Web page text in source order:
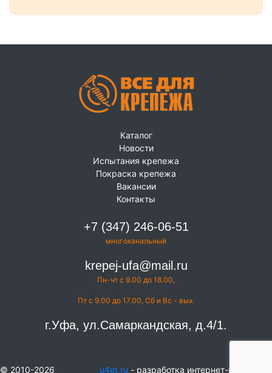
Каталог
Новости
Испытания крепежа
Покраска крепежа
Вакансии
Контакты
+7 (347) 246-06-51
многоканальный
krepej-ufa@mail.ru
Пн-чт с 9.00 до 18.00,
Пт с 9.00 до 17.00, Сб и Вс - вых.
г.Уфа, ул.Самаркандская, д.4/1.
© 2010-2026 u4et.ru - разработка интернет-магазинов